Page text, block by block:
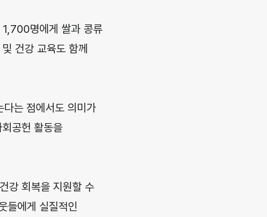
1,700명에게 쌀과 콩류
건강 교육도 함께
는 점에서도 의미가
공헌 활동을
강 회복을 지원할 수
들에게 실질적인